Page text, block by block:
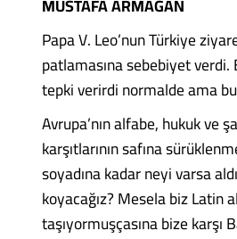
Papa V. Leo’nun Türkiye
patlamasına sebebiyet
tepki verirdi normalde ama bu
Avrupa’nın alfabe, hukuk ve
karşıtlarının safına
soyadına kadar neyi varsa
koyacağız? Mesela biz Latin
taşıyormuşçasına bize karşı